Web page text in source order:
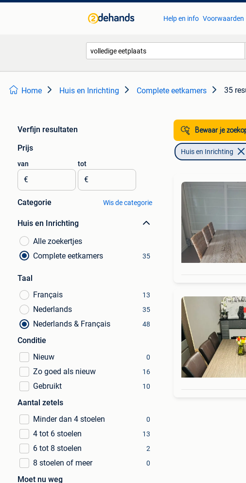
Help en info Voorwaarden
Home Huis en Inrichting Complete eetkamers 35
Verfijn resultaten
Prijs
van
€
tot
€
Categorie Wis de categorie
Huis en Inrichting
Alle zoekertjes
Complete eetkamers
35
Taal
Français
13
Nederlands 35
Nederlands & Français 48
Conditie
Nieuw
0
Zo goed als nieuw 16
Gebruikt 10
Aantal zetels
Minder dan 4 stoelen
0
4 tot 6 stoelen 13
6 tot 8 stoelen 2
8 stoelen of meer 0
Moet nu weg
Bewaar je
Huis en Inrichting